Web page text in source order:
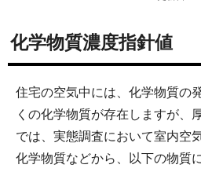
化学物質濃度指針値
住宅の空気中には、化学物質の
くの化学物質が存在しますが、
では、実態調査において室内空
化学物質などから、以下の物質